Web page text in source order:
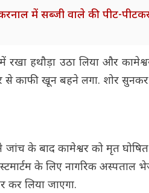
में सब्जी वाले की पीट-पीटकर
हथौड़ा उठा लिया और
से काफी खून बहने लगा. शोर
जांच के बाद कामेश्वर को मृत
के लिए नागरिक
कर लिया जाएगा.